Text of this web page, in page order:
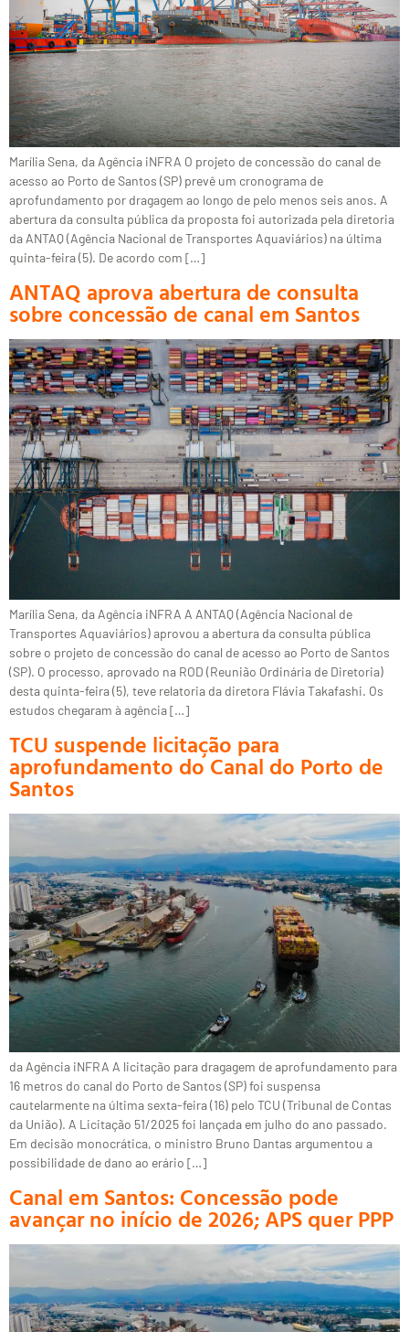
Marília Sena, da Agência iNFRA O projeto de concessão do canal de
acesso ao Porto de Santos (SP) prevê um cronograma de
aprofundamento por dragagem ao longo de pelo menos seis anos. A
abertura da consulta pública da proposta foi autorizada pela diretoria
da ANTAQ (Agência Nacional de Transportes Aquaviários) na última
quinta-feira (5). De acordo com […]
ANTAQ aprova abertura de consulta
sobre concessão de canal em Santos
Marília Sena, da Agência iNFRA A ANTAQ (Agência Nacional de
Transportes Aquaviários) aprovou a abertura da consulta pública
sobre o projeto de concessão do canal de acesso ao Porto de Santos
(SP). O processo, aprovado na ROD (Reunião Ordinária de Diretoria)
desta quinta-feira (5), teve relatoria da diretora Flávia Takafashi. Os
estudos chegaram à agência […]
TCU suspende licitação para
aprofundamento do Canal do Porto de
Santos
da Agência iNFRA A licitação para dragagem de aprofundamento para
16 metros do canal do Porto de Santos (SP) foi suspensa
cautelarmente na última sexta-feira (16) pelo TCU (Tribunal de Contas
da União). A Licitação 51/2025 foi lançada em julho do ano passado.
Em decisão monocrática, o ministro Bruno Dantas argumentou a
possibilidade de dano ao erário […]
Canal em Santos: Concessão pode
avançar no início de 2026; APS quer PPP